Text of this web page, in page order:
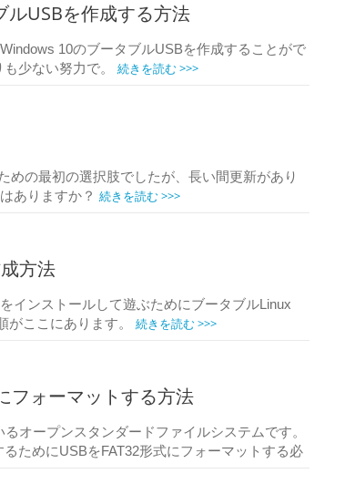
USBを作成する方法
10のブータブルUSBを作成することがで
少ない努力で。 続きを読む >>>
めの最初の選択肢でしたが、長い間更新があり
ありますか？ 続きを読む >>>
方法
インストールして遊ぶためにブータブルLinux
がここにあります。 続きを読む >>>
フォーマットする方法
オープンスタンダードファイルシステムです。
ためにUSBをFAT32形式にフォーマットする必